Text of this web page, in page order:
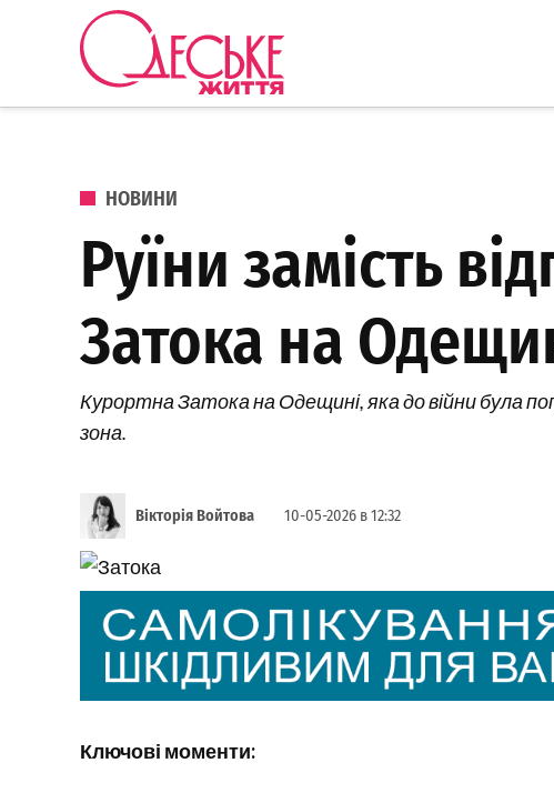
Перейти до вмісту
ОПУБЛІКОВАНО В
НОВИНИ
Руїни замість
Затока на
Курортна Затока на Одещині, яка до війни була
зона.
Вікторія Войтова 10-05-2026 в 12:32
Ключові моменти: